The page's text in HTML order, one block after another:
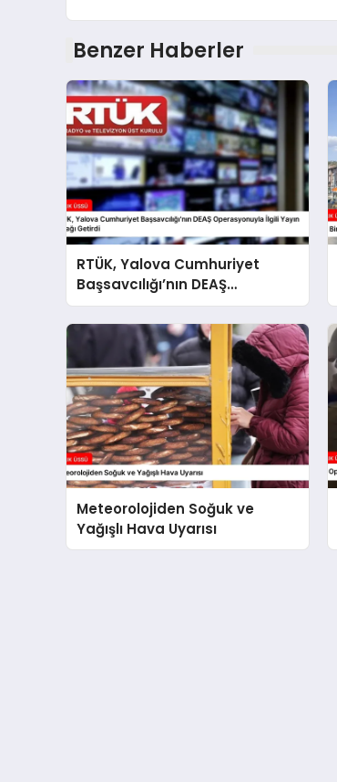
Benzer Haberler
RTÜK, Yalova Cumhuriyet
Başsavcılığı’nın DEAŞ
Operasyonuyla İlgili Yayın
Yasağı Getirdi
Meteorolojiden Soğuk ve
Yağışlı Hava Uyarısı